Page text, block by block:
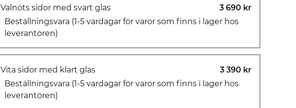
Valnöts sidor med svart glas
3 690 kr
Beställningsvara (1-5 vardagar för varor som finns i lager hos
leverantören)
Vita sidor med klart glas
3 390 kr
Beställningsvara (1-5 vardagar för varor som finns i lager hos
leverantören)